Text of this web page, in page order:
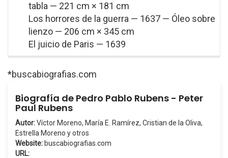
tabla — 221 cm × 181 cm
Los horrores de la guerra — 1637 — Óleo sobre
lienzo — 206 cm × 345 cm
El juicio de Paris — 1639
*buscabiografias.com
Biografía de Pedro Pablo Rubens - Peter
Paul Rubens
Autor:Víctor Moreno, María E. Ramírez, Cristian de la Oliva,
Estrella Moreno y otros
Website: buscabiografias.com
URL: